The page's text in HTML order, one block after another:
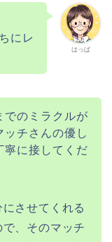
はっぱ
にレ
でのミラクルが
ッチさんの優し
寧に接してくだ
させてくれる
、そのマッチ